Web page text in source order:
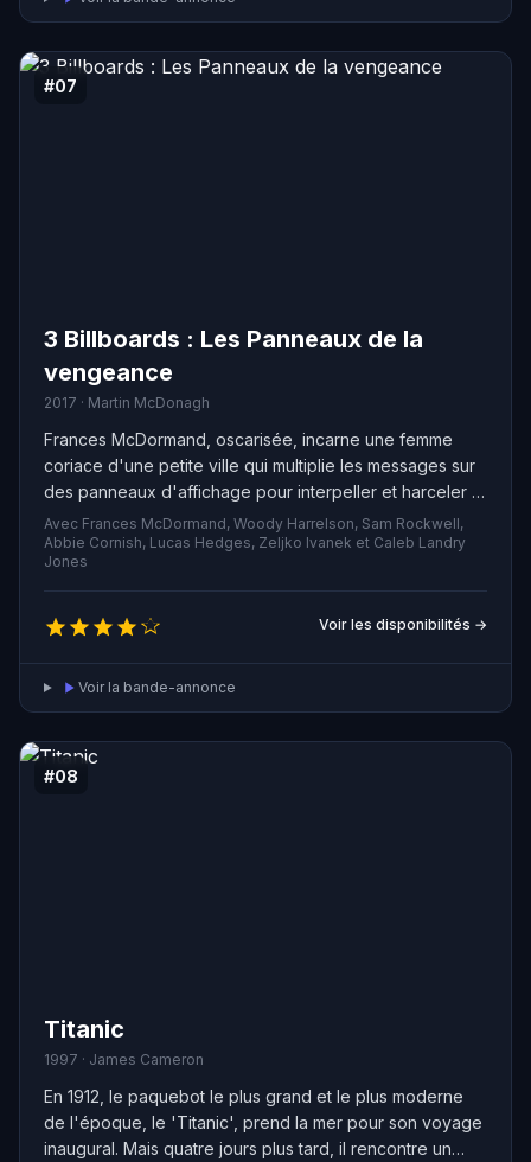
dû affronter leurs propres démons pour accomplir leur
mission.
#07
3 Billboards : Les Panneaux de la
vengeance
2017 · Martin McDonagh
Frances McDormand, oscarisée, incarne une femme
coriace d'une petite ville qui multiplie les messages sur
des panneaux d'affichage pour interpeller et harceler la
police locale à propos du meurtre de sa fille.
Avec Frances McDormand, Woody Harrelson, Sam Rockwell,
Abbie Cornish, Lucas Hedges, Zeljko Ivanek et Caleb Landry
Jones
Voir les disponibilités →
Voir la bande-annonce
#08
Titanic
1997 · James Cameron
En 1912, le paquebot le plus grand et le plus moderne
de l'époque, le 'Titanic', prend la mer pour son voyage
inaugural. Mais quatre jours plus tard, il rencontre un